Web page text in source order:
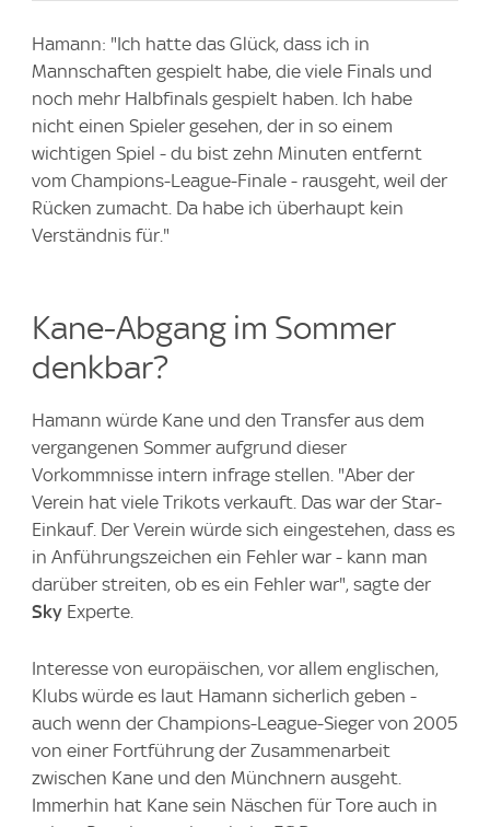
Hamann: "Ich hatte das Glück, dass ich in
Mannschaften gespielt habe, die viele Finals und
noch mehr Halbfinals gespielt haben. Ich habe
nicht einen Spieler gesehen, der in so einem
wichtigen Spiel - du bist zehn Minuten entfernt
vom Champions-League-Finale - rausgeht, weil der
Rücken zumacht. Da habe ich überhaupt kein
Verständnis für."
Kane-Abgang im Sommer
denkbar?
Hamann würde Kane und den Transfer aus dem
vergangenen Sommer aufgrund dieser
Vorkommnisse intern infrage stellen. "Aber der
Verein hat viele Trikots verkauft. Das war der Star-
Einkauf. Der Verein würde sich eingestehen, dass es
in Anführungszeichen ein Fehler war - kann man
darüber streiten, ob es ein Fehler war", sagte der
Sky Experte.
Interesse von europäischen, vor allem englischen,
Klubs würde es laut Hamann sicherlich geben -
auch wenn der Champions-League-Sieger von 2005
von einer Fortführung der Zusammenarbeit
zwischen Kane und den Münchnern ausgeht.
Immerhin hat Kane sein Näschen für Tore auch in